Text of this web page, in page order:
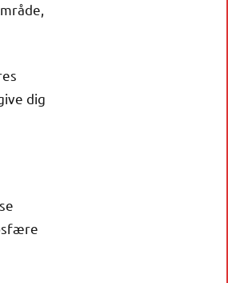
dig